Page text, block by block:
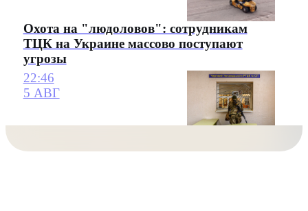
Охота на "людоловов": сотрудникам
ТЦК на Украине массово поступают
угрозы
22:46
5 АВГ